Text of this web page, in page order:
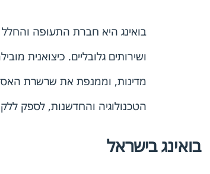
בואינג היא חברת התעופה
ושירותים גלובליים. כיצואנית
מדינות, וממנפת את שרשרת
הטכנולוגיה והחדשנות, לספק
בואינג בישראל